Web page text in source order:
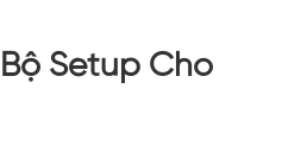
Setup Cho